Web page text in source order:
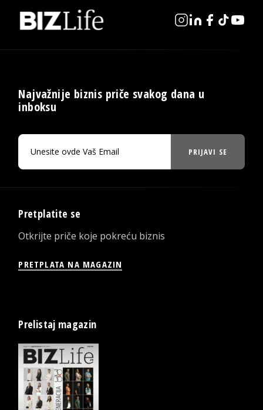
Najvažnije biznis priče svakog dana u
inboksu
PRIJAVI SE
Pretplatite se
Otkrijte priče koje pokreću biznis
PRETPLATA NA MAGAZIN
Prelistaj magazin